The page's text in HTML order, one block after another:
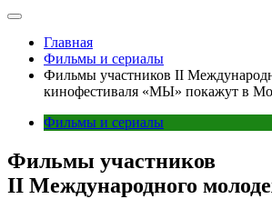
Главная
Фильмы и сериалы
Фильмы участников II
кинофестиваля «МЫ» покажут в
Фильмы и сериалы
Фильмы участников
II Международного